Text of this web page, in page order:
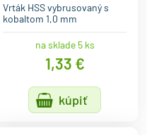
Vrták HSS vybrusovaný s
kobaltom 1,0 mm
na sklade 5 ks
1,33 €
kúpiť